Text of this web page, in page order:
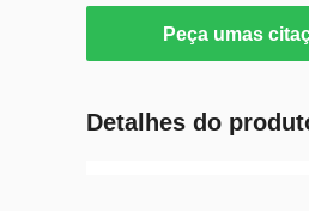
Peça umas
Detalhes do